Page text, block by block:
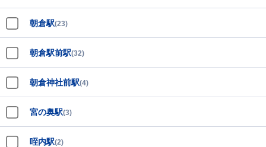
朝倉駅(23)
朝倉駅前駅(32)
朝倉神社前駅(4)
宮の奥駅(3)
咥内駅(2)